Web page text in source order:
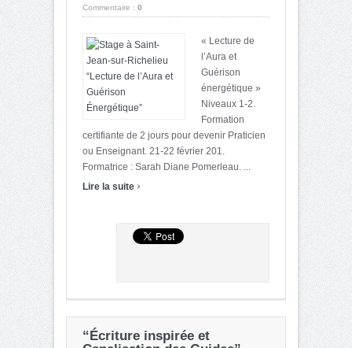
Commentaire : 0
« Lecture de
l’Aura et
Guérison
énergétique »
Niveaux 1-2.
Formation
certifiante de 2 jours pour devenir Praticien
ou Enseignant. 21-22 février 201.
Formatrice : Sarah Diane Pomerleau. ...
Lire la suite ›
“Écriture inspirée et